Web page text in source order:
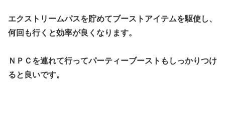
エクストリームパスを貯めてブーストアイテムを駆使し、
何回も行くと効率が良くなります。
ＮＰＣを連れて行ってパーティーブーストもしっかりつけ
ると良いです。